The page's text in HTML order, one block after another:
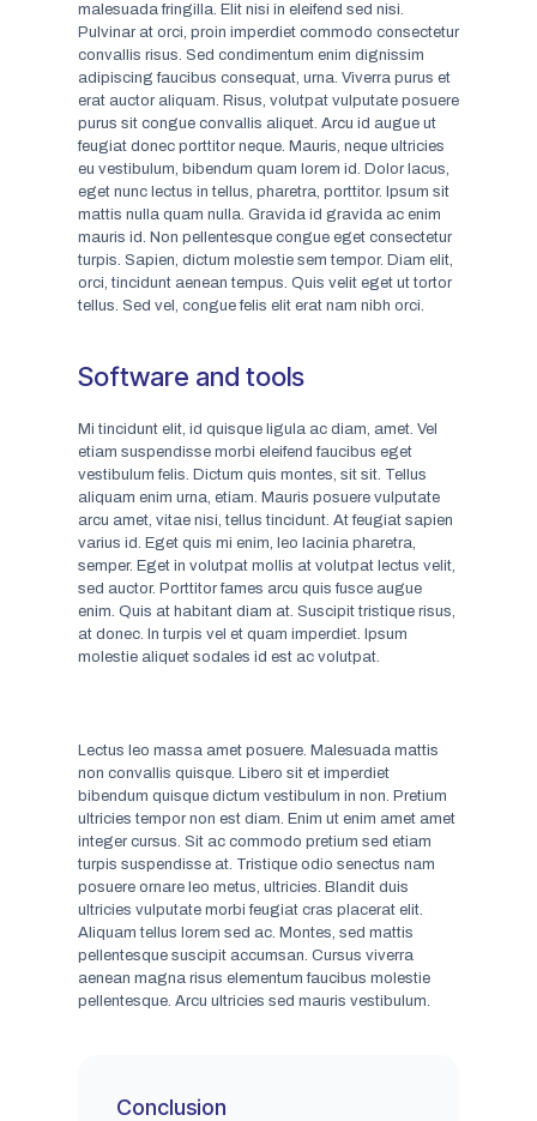
malesuada fringilla. Elit nisi in eleifend sed nisi.
Pulvinar at orci, proin imperdiet commodo consectetur
convallis risus. Sed condimentum enim dignissim
adipiscing faucibus consequat, urna. Viverra purus et
erat auctor aliquam. Risus, volutpat vulputate posuere
purus sit congue convallis aliquet. Arcu id augue ut
feugiat donec porttitor neque. Mauris, neque ultricies
eu vestibulum, bibendum quam lorem id. Dolor lacus,
eget nunc lectus in tellus, pharetra, porttitor. Ipsum sit
mattis nulla quam nulla. Gravida id gravida ac enim
mauris id. Non pellentesque congue eget consectetur
turpis. Sapien, dictum molestie sem tempor. Diam elit,
orci, tincidunt aenean tempus. Quis velit eget ut tortor
tellus. Sed vel, congue felis elit erat nam nibh orci.
Software and tools
Mi tincidunt elit, id quisque ligula ac diam, amet. Vel
etiam suspendisse morbi eleifend faucibus eget
vestibulum felis. Dictum quis montes, sit sit. Tellus
aliquam enim urna, etiam. Mauris posuere vulputate
arcu amet, vitae nisi, tellus tincidunt. At feugiat sapien
varius id. Eget quis mi enim, leo lacinia pharetra,
semper. Eget in volutpat mollis at volutpat lectus velit,
sed auctor. Porttitor fames arcu quis fusce augue
enim. Quis at habitant diam at. Suscipit tristique risus,
at donec. In turpis vel et quam imperdiet. Ipsum
molestie aliquet sodales id est ac volutpat.
Lectus leo massa amet posuere. Malesuada mattis
non convallis quisque. Libero sit et imperdiet
bibendum quisque dictum vestibulum in non. Pretium
ultricies tempor non est diam. Enim ut enim amet amet
integer cursus. Sit ac commodo pretium sed etiam
turpis suspendisse at. Tristique odio senectus nam
posuere ornare leo metus, ultricies. Blandit duis
ultricies vulputate morbi feugiat cras placerat elit.
Aliquam tellus lorem sed ac. Montes, sed mattis
pellentesque suscipit accumsan. Cursus viverra
aenean magna risus elementum faucibus molestie
pellentesque. Arcu ultricies sed mauris vestibulum.
Conclusion